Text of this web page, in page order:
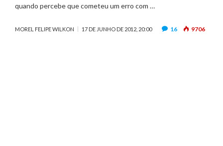
quando percebe que cometeu um erro com …
MOREL FELIPE WILKON 17 DE JUNHO DE 2012, 20:00 16 9706